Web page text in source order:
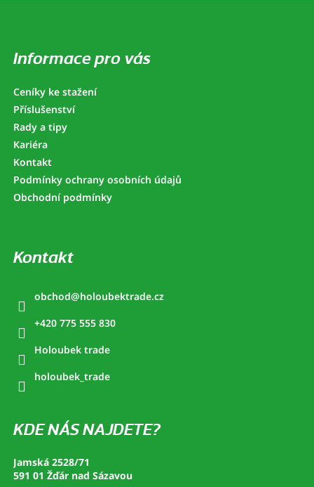
Informace pro vás
Ceníky ke stažení
Příslušenství
Rady a tipy
Kariéra
Kontakt
Podmínky ochrany osobních údajů
Obchodní podmínky
Kontakt
obchod@holoubektrade.cz
+420 775 555 830
Holoubek trade
holoubek_trade
KDE NÁS NAJDETE?
Jamská 2528/71
591 01 Žďár nad Sázavou